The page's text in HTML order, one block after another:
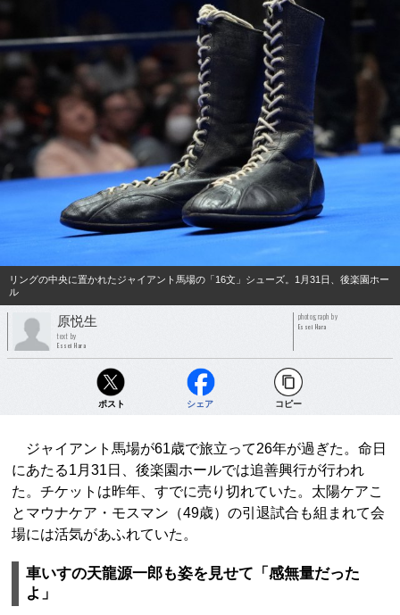
リングの中央に置かれたジャイアント馬場の「16文」シューズ。1月31日、後楽園ホー
ル
原悦生
text by
Essei Hara
photograph by
Essei Hara
ポスト シェア コピー
ジャイアント馬場が61歳で旅立って26年が過ぎた。命日
にあたる1月31日、後楽園ホールでは追善興行が行われ
た。チケットは昨年、すでに売り切れていた。太陽ケアこ
とマウナケア・モスマン（49歳）の引退試合も組まれて会
場には活気があふれていた。
車いすの天龍源一郎も姿を見せて「感無量だった
よ」